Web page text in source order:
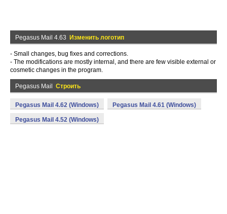
Pegasus Mail 4.63 Изменить логотип
- Small changes, bug fixes and corrections.
- The modifications are mostly internal, and there are few visible external or
cosmetic changes in the program.
Pegasus Mail Строить
Pegasus Mail 4.62 (Windows) Pegasus Mail 4.61 (Windows)
Pegasus Mail 4.52 (Windows)